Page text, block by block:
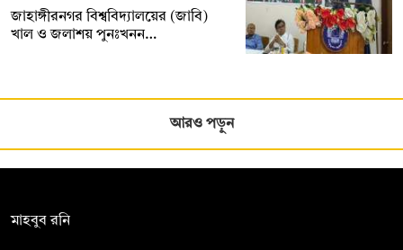
‎‎জাহাঙ্গীরনগর বিশ্ববিদ্যালয়ের (জাবি)
খাল ও জলাশয় পুনঃখনন…
আরও পড়ুন
মাহবুব রনি